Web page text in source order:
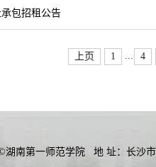
包招租公告
上页 1 ... 4
湖南第一师范学院 地 址：长沙